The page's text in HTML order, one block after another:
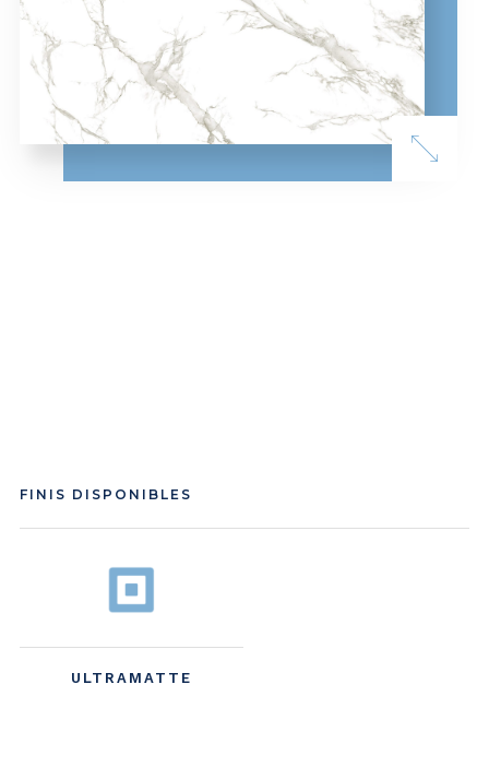
FINIS DISPONIBLES
ULTRAMATTE